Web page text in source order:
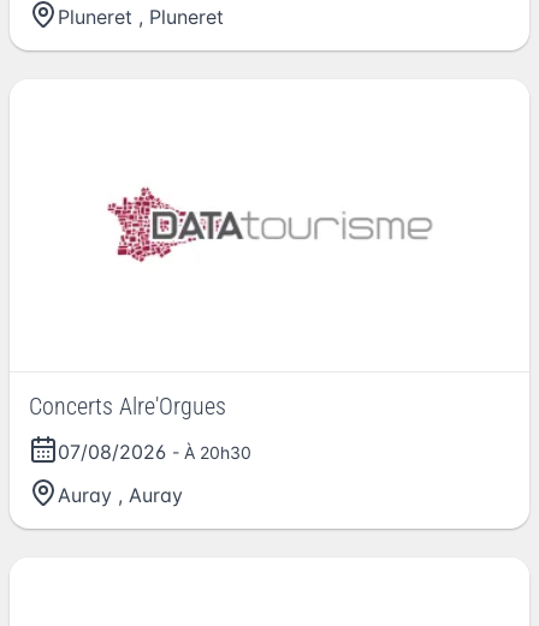
Pluneret , Pluneret
Concerts Alre'Orgues
07/08/2026 - À 20h30
Auray , Auray